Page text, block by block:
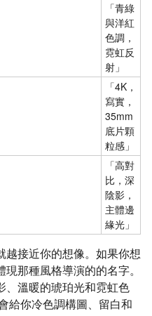
「青綠
與洋紅
色調，
霓虹反
射」
「4K，
寫實，
35mm
底片顆
粒感」
「高對
比，深
陰影，
主體邊
緣光」
越接近你的想像。如果你想
那種風格導演的的名字。
、溫暖的琥珀光和霓虹色
給你冷色調構圖、留白和